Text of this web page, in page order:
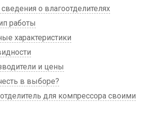
о влагоотделителях
работы
характеристики
и цены
в выборе?
для компрессора своими